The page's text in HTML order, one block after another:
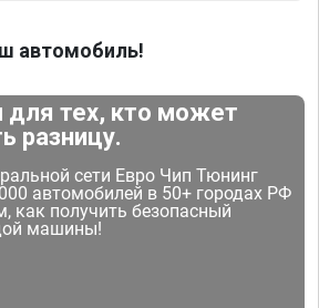
автомобиль!
тех, кто может
разницу.
сети Евро Чип Тюнинг
автомобилей в 50+ городах РФ
как получить безопасный
машины!